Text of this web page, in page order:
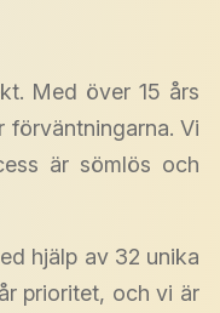
Med över 15 års
förväntningarna. Vi
är sömlös och
hjälp av 32 unika
prioritet, och vi är